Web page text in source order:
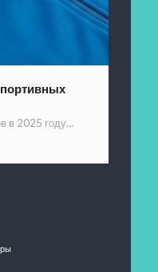
в 2025 году…